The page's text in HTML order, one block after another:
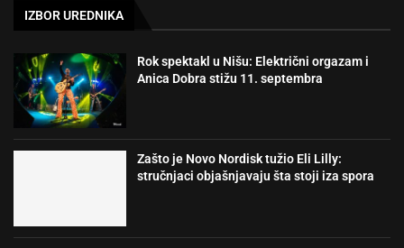
IZBOR UREDNIKA
Rok spektakl u Nišu: Električni orgazam i
Anica Dobra stižu 11. septembra
Zašto je Novo Nordisk tužio Eli Lilly:
stručnjaci objašnjavaju šta stoji iza spora